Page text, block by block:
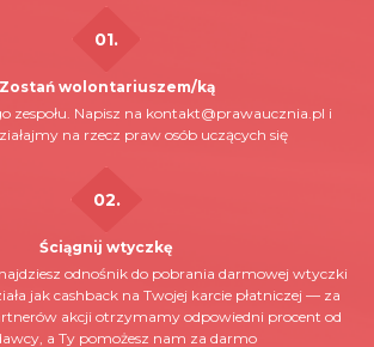
Zostań wolontariuszem/ką
zespołu. Napisz na kontakt@prawaucznia.pl i
na rzecz praw osób uczących się
Ściągnij wtyczkę
odnośnik do pobrania darmowej wtyczki
jak cashback na Twojej karcie płatniczej — za
akcji otrzymamy odpowiedni procent od
a Ty pomożesz nam za darmo